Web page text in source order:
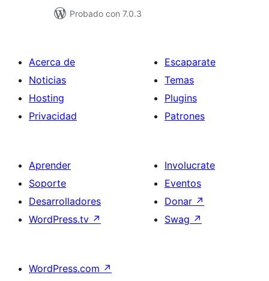
Probado con 7.0.3
Acerca de
Noticias
Hosting
Privacidad
Escaparate
Temas
Plugins
Patrones
Aprender
Soporte
Desarrolladores
WordPress.tv ↗
Involucrate
Eventos
Donar ↗
Swag ↗
WordPress.com ↗